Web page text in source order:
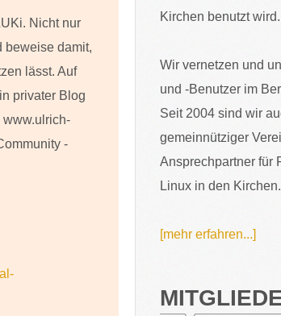
Nicht nur
beweise damit,
lässt. Auf
privater Blog
www.ulrich-
-
Kirchen benutzt wird.
Wir vernetzen und
und -Benutzer im
Seit 2004 sind wir
gemeinnütziger
Ansprechpartner für
Linux in den Kirchen.
[mehr erfahren...]